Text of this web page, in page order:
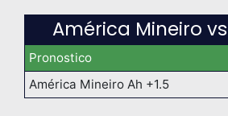
América Mineiro
Pronostico
América Mineiro Ah +1.5